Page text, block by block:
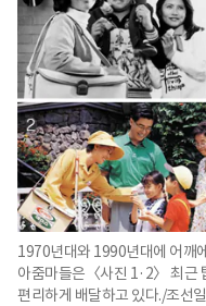
1970년대와 1990년대에 어깨
아줌마들은〈사진 1·2〉 최근
편리하게 배달하고 있다./조선